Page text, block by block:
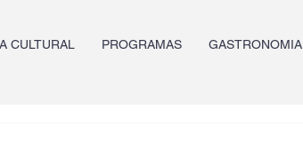
CULTURAL PROGRAMAS GASTRONOMIA